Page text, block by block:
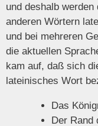
und deshalb
anderen Wörtern
und bei mehreren
die aktuellen
kam auf, daß sich
lateinisches Wort
Das
Der Rand